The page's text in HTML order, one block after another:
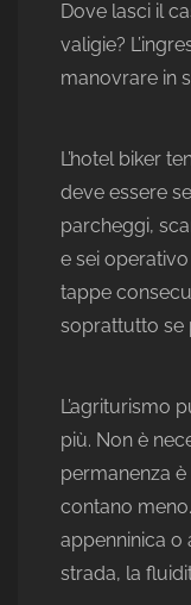
Dove lasci il
valigie?
manovrare in
L’hotel biker
deve essere
parcheggi,
e sei
tappe
soprattutto se
L’agriturismo
più. Non è
permanenza
contano
appenninica o
strada, la